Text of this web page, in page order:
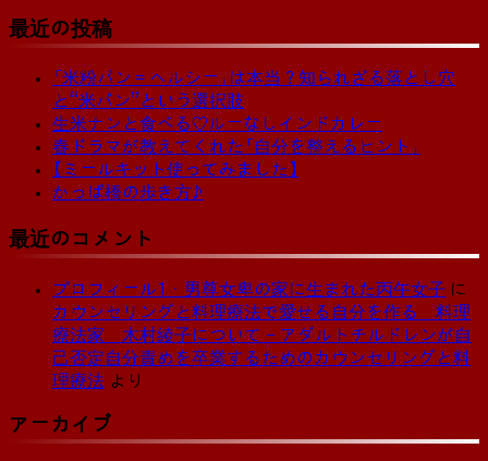
最近の投稿
「米粉パン＝ヘルシー」は本当？知られざる落とし穴
と“米パン”という選択肢
生米ナンと食べる♡ルーなしインドカレー
春ドラマが教えてくれた「自分を整えるヒント」
【ミールキット使ってみました】
かっぱ橋の歩き方♪
最近のコメント
プロフィール1・男尊女卑の家に生まれた丙午女子 に
カウンセリングと料理療法で愛せる自分を作る 料理
療法家 木村綾子について – アダルトチルドレンが自
己否定自分責めを卒業するためのカウンセリングと料
理療法 より
アーカイブ